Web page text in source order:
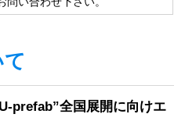
prefab”全国展開に向けエ